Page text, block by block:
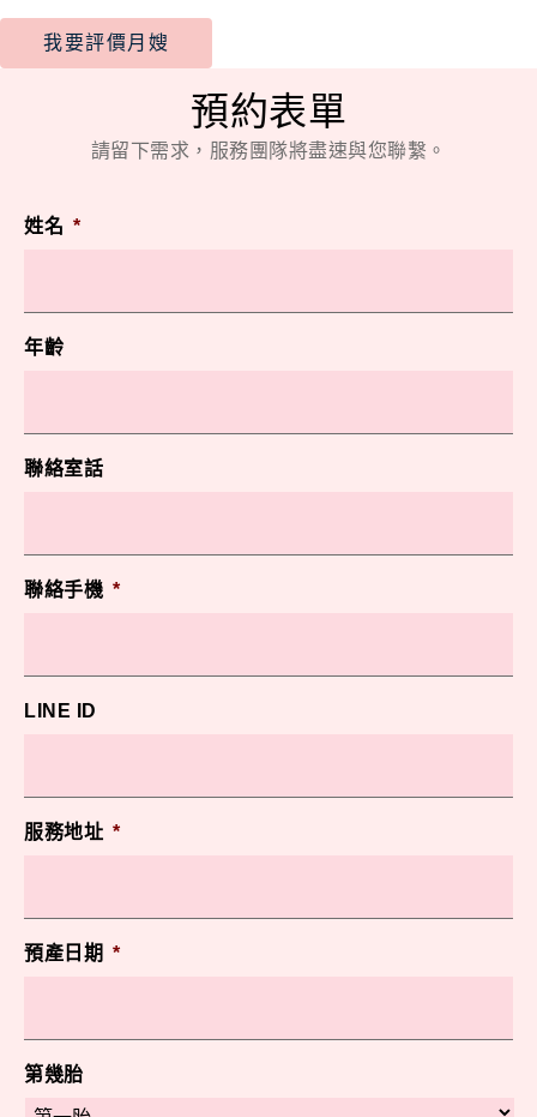
我要評價月嫂
預約表單
請留下需求，服務團隊將盡速與您聯繫。
姓名 *
年齡
聯絡室話
聯絡手機 *
LINE ID
服務地址 *
預產日期 *
第幾胎